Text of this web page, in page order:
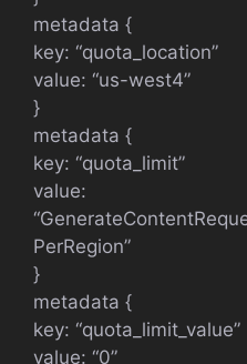
metadata {
key: “quota_location”
value: “us-west4”
}
metadata {
key: “quota_limit”
value:
PerRegion”
}
metadata {
key: “quota_limit_value”
value: “0”